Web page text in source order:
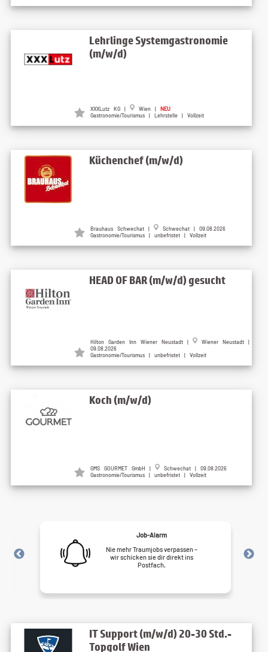
Lehrlinge Systemgastronomie
(m/w/d)
XXXLutz KG | Wien | NEU
Gastronomie/Tourismus | Lehrstelle | Vollzeit
Küchenchef (m/w/d)
Brauhaus Schwechat |
Schwechat | 09.08.2026
Gastronomie/Tourismus | unbefristet | Vollzeit
HEAD OF BAR (m/w/d) gesucht
Hilton Garden Inn Wiener Neustadt |
Wiener Neustadt |
09.08.2026
Gastronomie/Tourismus | unbefristet | Vollzeit
Koch (m/w/d)
GMS GOURMET GmbH |
Schwechat | 09.08.2026
Gastronomie/Tourismus | unbefristet | Vollzeit
Job-Alarm
Nie mehr Traumjobs verpassen –
wir schicken sie dir direkt ins
Postfach.
IT Support (m/w/d) 20-30 Std.-
Topgolf Wien